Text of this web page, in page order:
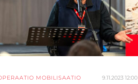
MOBILISAATIO 9.11.2023 12:00